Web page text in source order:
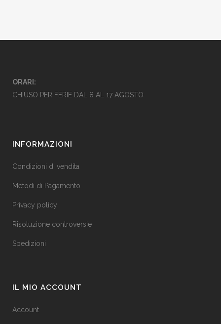
ORARI:
CHIUSO PER FERIE DAL 8 AL 17 AGOSTO
INFORMAZIONI
Condizioni di vendita
Metodi di Pagamento
Privacy policy
Risoluzione controversie
Spedizioni
IL MIO ACCOUNT
Account